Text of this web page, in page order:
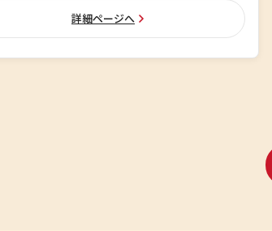
詳細ページへ